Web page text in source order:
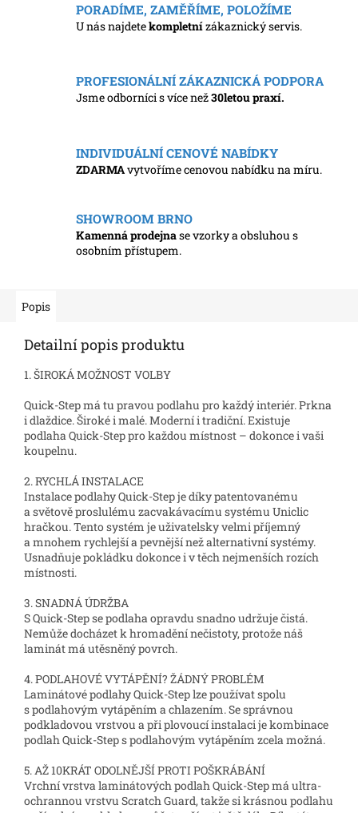
PORADÍME, ZAMĚŘÍME, POLOŽÍME
U nás najdetekompletnízákaznický servis.
PROFESIONÁLNÍ ZÁKAZNICKÁ PODPORA
Jsme odborníci s více než30letou praxí.
INDIVIDUÁLNÍ CENOVÉ NABÍDKY
ZDARMAvytvoříme cenovou nabídku na míru.
SHOWROOM BRNO
Kamenná prodejnase vzorky a obsluhou s
osobním přístupem.
Popis
Detailní popis produktu
1. ŠIROKÁ MOŽNOST VOLBY
Quick-Step má tu pravou podlahu pro každý interiér. Prkna
i dlaždice. Široké i malé. Moderní i tradiční. Existuje
podlaha Quick-Step pro každou místnost – dokonce i vaši
koupelnu.
2. RYCHLÁ INSTALACE
Instalace podlahy Quick-Step je díky patentovanému
a světově proslulému zacvakávacímu systému Uniclic
hračkou. Tento systém je uživatelsky velmi příjemný
a mnohem rychlejší a pevnější než alternativní systémy.
Usnadňuje pokládku dokonce i v těch nejmenších rozích
místnosti.
3. SNADNÁ ÚDRŽBA
S Quick-Step se podlaha opravdu snadno udržuje čistá.
Nemůže docházet k hromadění nečistoty, protože náš
laminát má utěsněný povrch.
4. PODLAHOVÉ VYTÁPĚNÍ? ŽÁDNÝ PROBLÉM
Laminátové podlahy Quick-Step lze používat spolu
s podlahovým vytápěním a chlazením. Se správnou
podkladovou vrstvou a při plovoucí instalaci je kombinace
podlah Quick-Step s podlahovým vytápěním zcela možná.
5. AŽ 10KRÁT ODOLNĚJŠÍ PROTI POŠKRÁBÁNÍ
Vrchní vrstva laminátových podlah Quick-Step má ultra-
ochrannou vrstvu Scratch Guard, takže si krásnou podlahu